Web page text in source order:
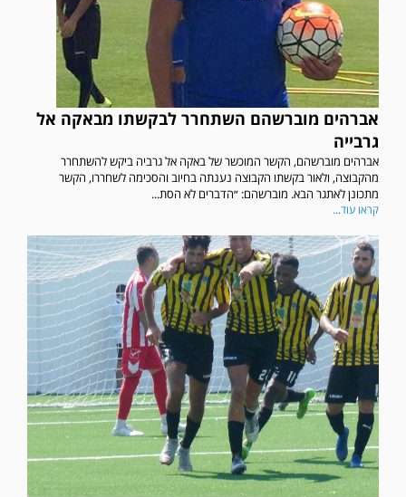
אברהים מוברשהם השתחרר לבקשתו מבאקה אל
גרבייה
אברהים מוברשהם, הקשר המוכשר של באקה אל גרביה ביקש להשתחרר
מהקבוצה, ולאור בקשתו הקבוצה נענתה בחיוב והסכימה לשחררו, הקשר
מתכונן לאתגר הבא. מוברשהם: ״הדברים לא הסת...
קראו עוד...